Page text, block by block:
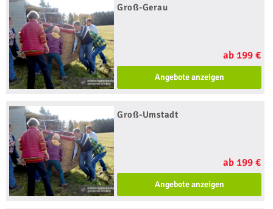
Groß-Gerau
ab 199 €
Angebote anzeigen
Groß-Umstadt
ab 199 €
Angebote anzeigen